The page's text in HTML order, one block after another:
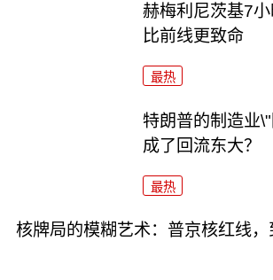
赫梅利尼茨基7
比前线更致命
最热
特朗普的制造业
成了回流东大？
最热
核牌局的模糊艺术：普京核红线，